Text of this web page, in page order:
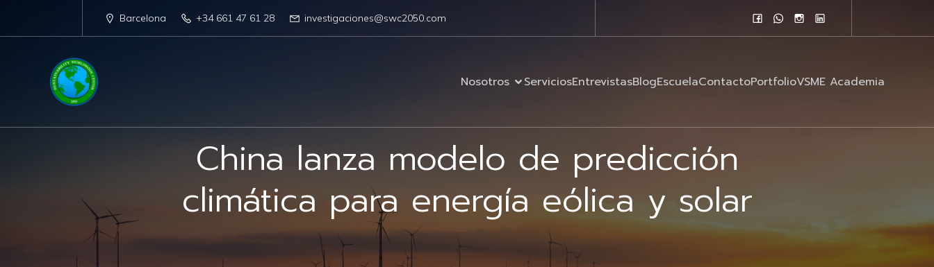
Barcelona +34 661 47 61 28 investigaciones@swc2050.com
Nosotros ServiciosEntrevistasBlogEscuelaContactoPortfolioVSME Academia
China lanza modelo de predicción
climática para energía eólica y solar